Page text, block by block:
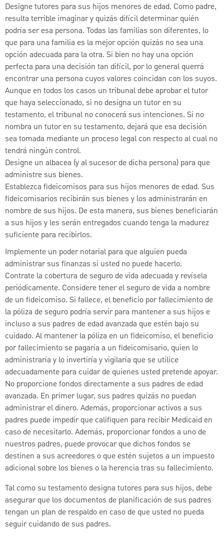
Designe tutores para sus hijos menores de edad. Como padre,
resulta terrible imaginar y quizás difícil determinar quién
podría ser esa persona. Todas las familias son diferentes, lo
que para una familia es la mejor opción quizás no sea una
opción adecuada para la otra. Si bien no hay una opción
perfecta para una decisión tan difícil, por lo general querrá
encontrar una persona cuyos valores coincidan con los suyos.
Aunque en todos los casos un tribunal debe aprobar el tutor
que haya seleccionado, si no designa un tutor en su
testamento, el tribunal no conocerá sus intenciones. Si no
nombra un tutor en su testamento, dejará que esa decisión
sea tomada mediante un proceso legal con respecto al cual no
tendrá ningún control.
Designe un albacea (y al sucesor de dicha persona) para que
administre sus bienes.
Establezca fideicomisos para sus hijos menores de edad. Sus
fideicomisarios recibirán sus bienes y los administrarán en
nombre de sus hijos. De esta manera, sus bienes beneficiarán
a sus hijos y les serán entregados cuando tenga la madurez
suficiente para recibirlos.
Implemente un poder notarial para que alguien pueda
administrar sus finanzas si usted no puede hacerlo.
Contrate la cobertura de seguro de vida adecuada y revísela
periódicamente. Considere tener el seguro de vida a nombre
de un fideicomiso. Si fallece, el beneficio por fallecimiento de
la póliza de seguro podría servir para mantener a sus hijos e
incluso a sus padres de edad avanzada que estén bajo su
cuidado. Al mantener la póliza en un fideicomiso, el beneficio
por fallecimiento se pagaría a un fideicomisario, quien lo
administraría y lo invertiría y vigilaría que se utilice
adecuadamente para cuidar de quienes usted pretende apoyar.
No proporcione fondos directamente a sus padres de edad
avanzada. En primer lugar, sus padres quizás no puedan
administrar el dinero. Además, proporcionar activos a sus
padres puede impedir que califiquen para recibir Medicaid en
caso de necesitarlo. Además, proporcionar fondos a uno de
nuestros padres, puede provocar que dichos fondos se
destinen a sus acreedores o que estén sujetos a un impuesto
adicional sobre los bienes o la herencia tras su fallecimiento.
Tal como su testamento designa tutores para sus hijos, debe
asegurar que los documentos de planificación de sus padres
tengan un plan de respaldo en caso de que usted no pueda
seguir cuidando de sus padres.